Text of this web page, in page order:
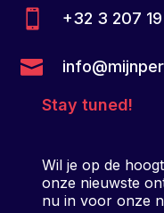
 +32 3 207

Stay tuned!
Wil je op de
onze nieuwste
nu in voor onze